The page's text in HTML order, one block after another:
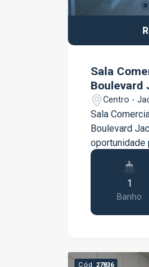
Sala
Boulevard
Centro -
Sala
Boulevard Jacareí
oportunidade
em um dos
comerciais
oferecendo
versátil para
de garagem,
1
Banho
Cód. 27836